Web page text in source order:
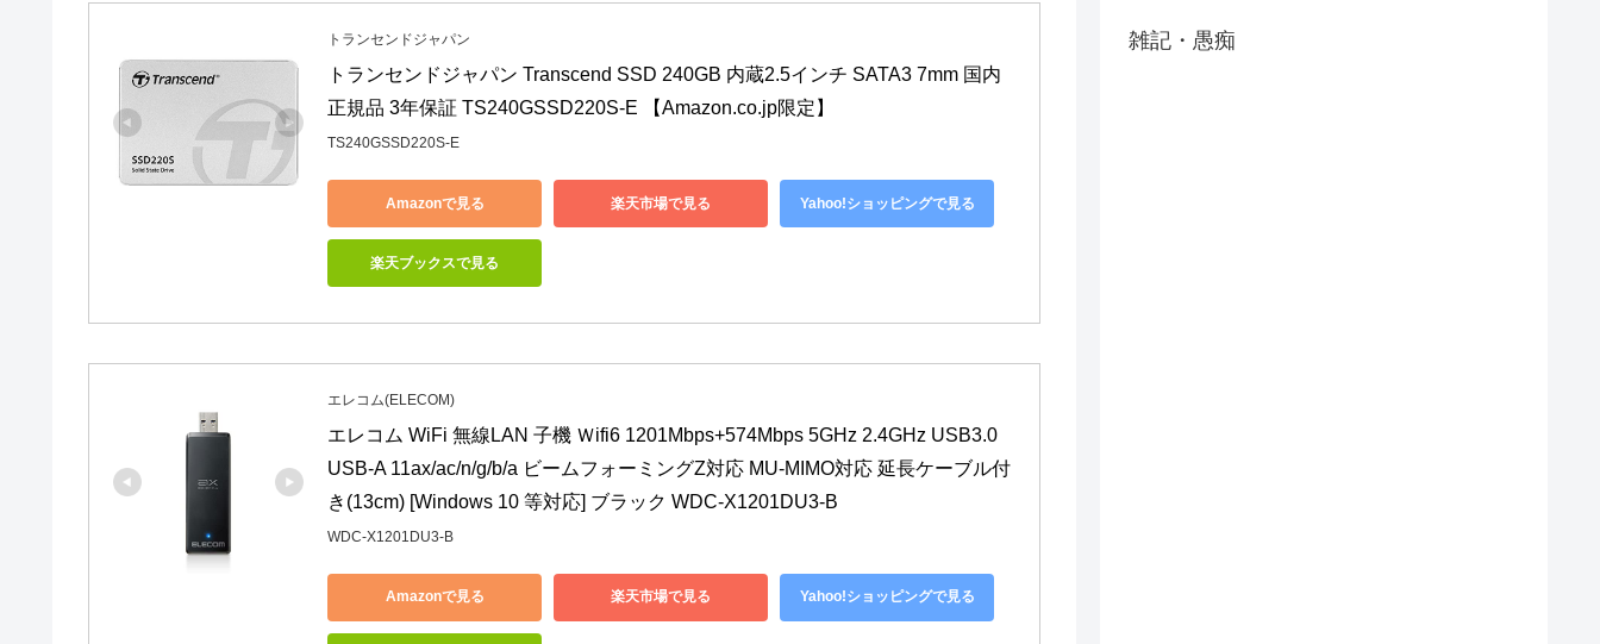
トランセンドジャパン
トランセンドジャパン Transcend SSD 240GB 内蔵2.5インチ SATA3 7mm 国内
正規品 3年保証 TS240GSSD220S-E 【Amazon.co.jp限定】
TS240GSSD220S-E
Amazonで見る 楽天市場で見る Yahoo!ショッピングで見る
楽天ブックスで見る
エレコム(ELECOM)
エレコム WiFi 無線LAN 子機 Ｗifi6 1201Mbps+574Mbps 5GHz 2.4GHz USB3.0
USB-A 11ax/ac/n/g/b/a ビームフォーミングZ対応 MU-MIMO対応 延長ケーブル付
き(13cm) [Windows 10 等対応] ブラック WDC-X1201DU3-B
WDC-X1201DU3-B
Amazonで見る 楽天市場で見る Yahoo!ショッピングで見る
雑記・愚痴